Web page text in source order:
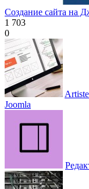
Создание сайта на
1 703
0
Joomla